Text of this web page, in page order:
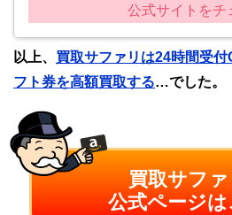
公式サイトをチ
以上、 買取サファリは24時間受
フト券を高額買取する…でした。
買取サフ
公式ページ